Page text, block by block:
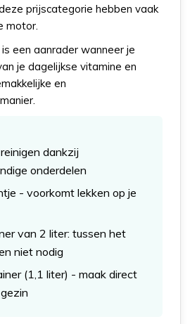
prijscategorie hebben vaak
motor.
een aanrader wanneer je
je dagelijkse vitamine en
en
dankzij
onderdelen
- voorkomt lekken op je
van 2 liter: tussen het
niet nodig
(1,1 liter) - maak direct